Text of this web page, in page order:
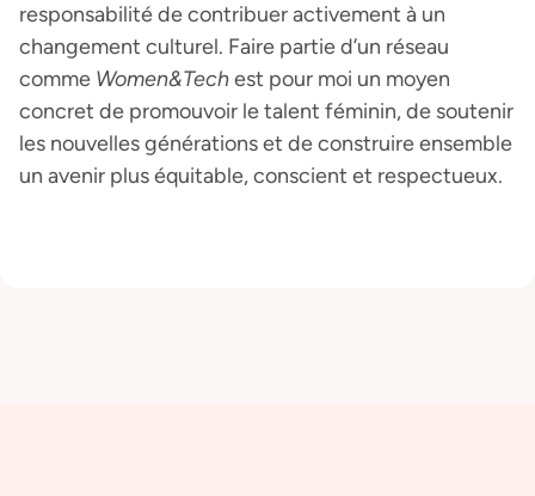
responsabilité de contribuer activement à un
changement culturel. Faire partie d’un réseau
comme Women&Techest pour moi un moyen
concret de promouvoir le talent féminin, de soutenir
les nouvelles générations et de construire ensemble
un avenir plus équitable, conscient et respectueux.